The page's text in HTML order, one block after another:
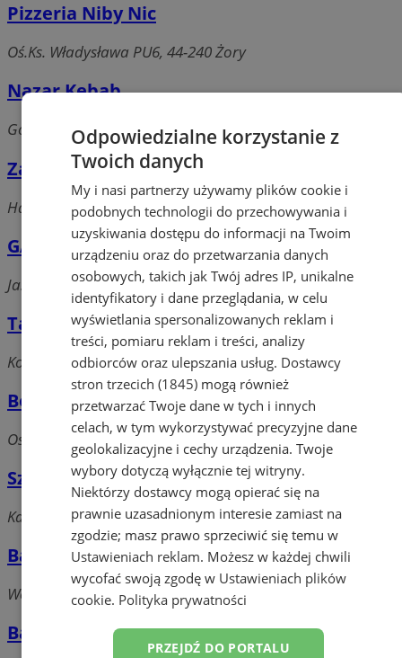
Pizzeria Niby Nic
Oś.Ks. Władysława PU6, 44-240 Żory
Nazar Kebab
Górne Przedmieście, 44-240 Żory
Zajazd Bartek
Hańcówka, 44-240 Żory
GAMES SERWIS
Jasna, 44-240 Żory
Tabakiera
Kościuszki, 44-240 Żory
Bogusia Drink-bar
Os. Pawlikowskiego, 44-240 Żory
Szałas Bar
Katowicka, 44-240 Żory
Bar-Zajazd Cymes
Wodzisławska, 44-240 Żory
Bar Jesion
Odpowiedzialne korzystanie z
Twoich danych
My i nasi partnerzy używamy plików cookie i
podobnych technologii do przechowywania i
uzyskiwania dostępu do informacji na Twoim
urządzeniu oraz do przetwarzania danych
osobowych, takich jak Twój adres IP, unikalne
identyfikatory i dane przeglądania, w celu
wyświetlania spersonalizowanych reklam i
treści, pomiaru reklam i treści, analizy
odbiorców oraz ulepszania usług. Dostawcy
stron trzecich (1845) mogą również
przetwarzać Twoje dane w tych i innych
celach, w tym wykorzystywać precyzyjne dane
geolokalizacyjne i cechy urządzenia. Twoje
wybory dotyczą wyłącznie tej witryny.
Niektórzy dostawcy mogą opierać się na
prawnie uzasadnionym interesie zamiast na
zgodzie; masz prawo sprzeciwić się temu w
Ustawieniach reklam. Możesz w każdej chwili
wycofać swoją zgodę w Ustawieniach plików
cookie. Polityka prywatności
PRZEJDŹ DO PORTALU